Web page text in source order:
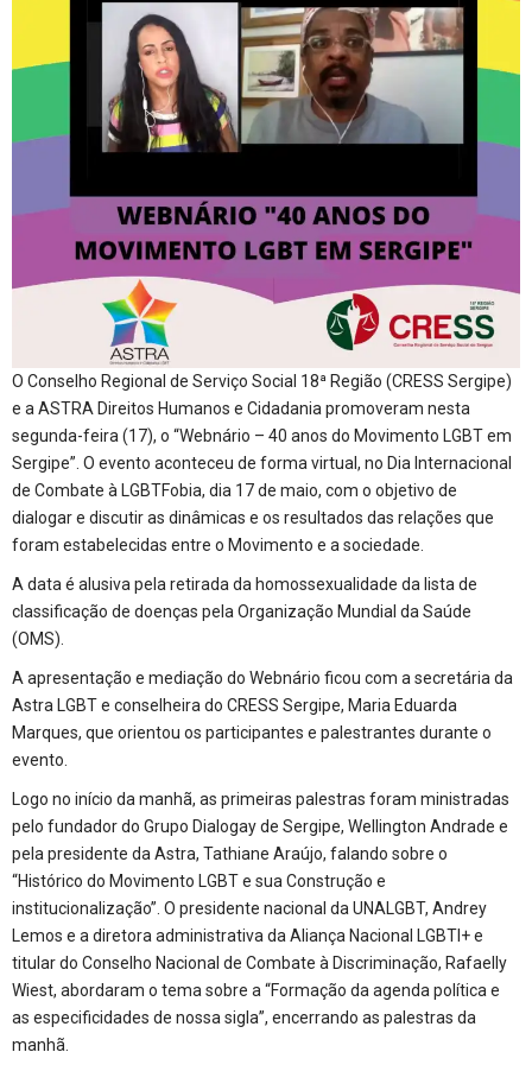
O Conselho Regional de Serviço Social 18ª Região (CRESS Sergipe)
e a ASTRA Direitos Humanos e Cidadania promoveram nesta
segunda-feira (17), o “Webnário – 40 anos do Movimento LGBT em
Sergipe”. O evento aconteceu de forma virtual, no Dia Internacional
de Combate à LGBTFobia, dia 17 de maio, com o objetivo de
dialogar e discutir as dinâmicas e os resultados das relações que
foram estabelecidas entre o Movimento e a sociedade.
A data é alusiva pela retirada da homossexualidade da lista de
classificação de doenças pela Organização Mundial da Saúde
(OMS).
A apresentação e mediação do Webnário ficou com a secretária da
Astra LGBT e conselheira do CRESS Sergipe, Maria Eduarda
Marques, que orientou os participantes e palestrantes durante o
evento.
Logo no início da manhã, as primeiras palestras foram ministradas
pelo fundador do Grupo Dialogay de Sergipe, Wellington Andrade e
pela presidente da Astra, Tathiane Araújo, falando sobre o
“Histórico do Movimento LGBT e sua Construção e
institucionalização”. O presidente nacional da UNALGBT, Andrey
Lemos e a diretora administrativa da Aliança Nacional LGBTI+ e
titular do Conselho Nacional de Combate à Discriminação, Rafaelly
Wiest, abordaram o tema sobre a “Formação da agenda política e
as especificidades de nossa sigla”, encerrando as palestras da
manhã.